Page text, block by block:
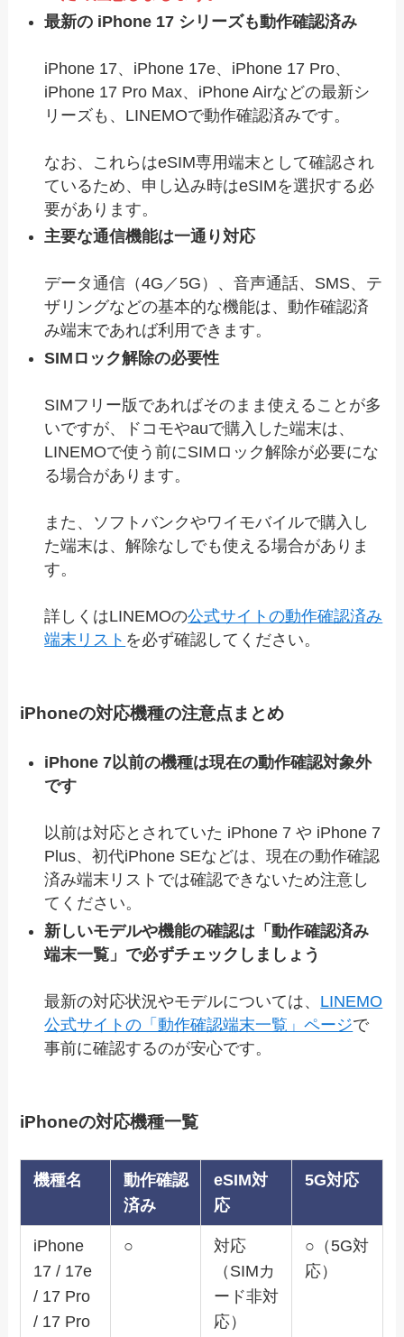
最新の iPhone 17 シリーズも動作確認済み
iPhone 17、iPhone 17e、iPhone 17 Pro、
iPhone 17 Pro Max、iPhone Airなどの最新シ
リーズも、LINEMOで動作確認済みです。
なお、これらはeSIM専用端末として確認され
ているため、申し込み時はeSIMを選択する必
要があります。
主要な通信機能は一通り対応
データ通信（4G／5G）、音声通話、SMS、テ
ザリングなどの基本的な機能は、動作確認済
み端末であれば利用できます。
SIMロック解除の必要性
SIMフリー版であればそのまま使えることが多
いですが、ドコモやauで購入した端末は、
LINEMOで使う前にSIMロック解除が必要にな
る場合があります。
また、ソフトバンクやワイモバイルで購入し
た端末は、解除なしでも使える場合がありま
す。
詳しくはLINEMOの公式サイトの動作確認済み
端末リスト を必ず確認してください。
iPhoneの対応機種の注意点まとめ
iPhone 7以前の機種は現在の動作確認対象外
です
以前は対応とされていた iPhone 7 や iPhone 7
Plus、初代iPhone SEなどは、現在の動作確認
済み端末リストでは確認できないため注意し
てください。
新しいモデルや機能の確認は「動作確認済み
端末一覧」で必ずチェックしましょう
最新の対応状況やモデルについては、 LINEMO
公式サイトの「動作確認端末一覧」ページで
事前に確認するのが安心です。
iPhoneの対応機種一覧
機種名
動作確認
済み
eSIM対
応
5G対応
iPhone
17 / 17e
/ 17 Pro
/ 17 Pro
○
対応
（SIMカ
ード非対
応）
○（5G対
応）